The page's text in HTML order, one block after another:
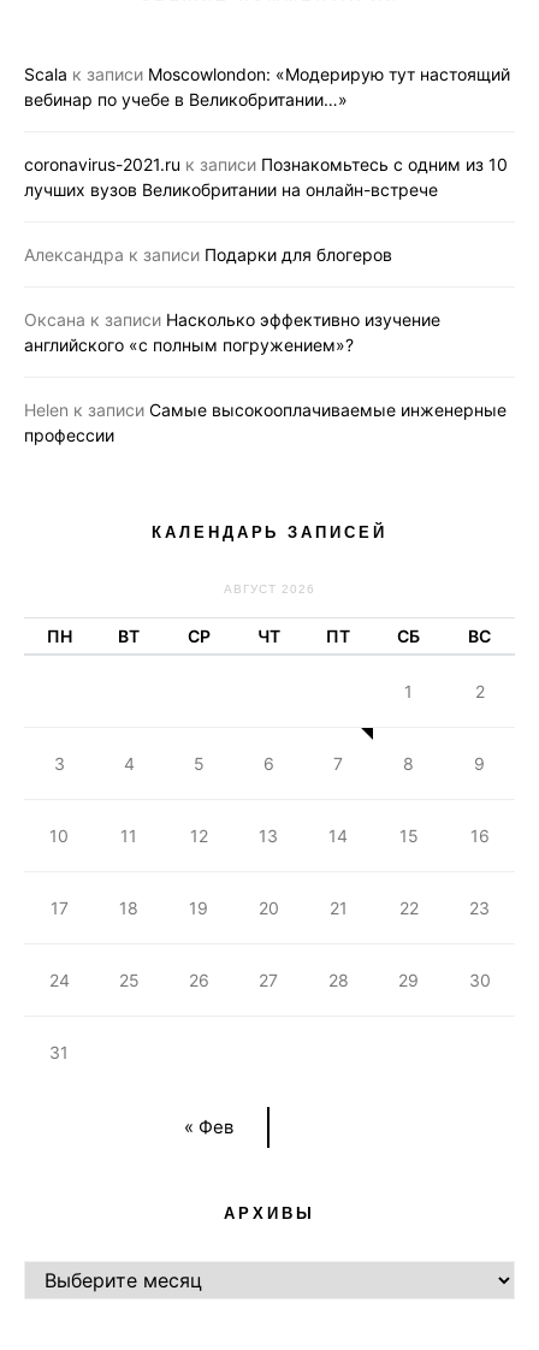
Scala к записи Moscowlondon: «Модерирую тут настоящий
вебинар по учебе в Великобритании…»
coronavirus-2021.ru к записи Познакомьтесь с одним из 10
лучших вузов Великобритании на онлайн-встрече
Александра к записи Подарки для блогеров
Оксана к записи Насколько эффективно изучение
английского «с полным погружением»?
Helen к записи Самые высокооплачиваемые инженерные
профессии
КАЛЕНДАРЬ ЗАПИСЕЙ
АВГУСТ 2026
ПН ВТ СР ЧТ ПТ СБ ВС
« Фев
1 2
3 4 5 6 7 8 9
10 11 12 13 14 15 16
17 18 19 20 21 22 23
24 25 26 27 28 29 30
31
АРХИВЫ